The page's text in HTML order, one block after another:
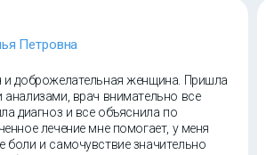
Петровна
и доброжелательная женщина. Пришла
врач внимательно все
диагноз и все объяснила по
лечение мне помогает, у меня
боли и самочувствие значительно